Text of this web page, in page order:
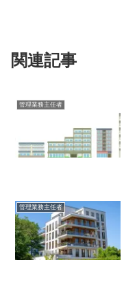
関連記事
管理業務主任者
管理業務主任者